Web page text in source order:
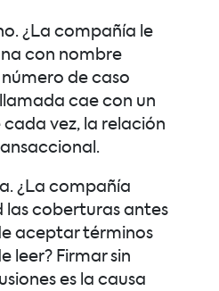
¿La compañía le
con nombre
de caso
cae con un
vez, la relación
¿La compañía
las coberturas antes
aceptar términos
leer? Firmar sin
es la causa